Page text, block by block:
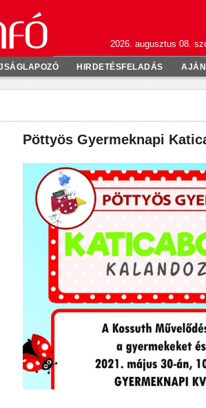
2026. augusztus 08.
HIRDETÉSFELADÁS
Pöttyös Gyermeknapi